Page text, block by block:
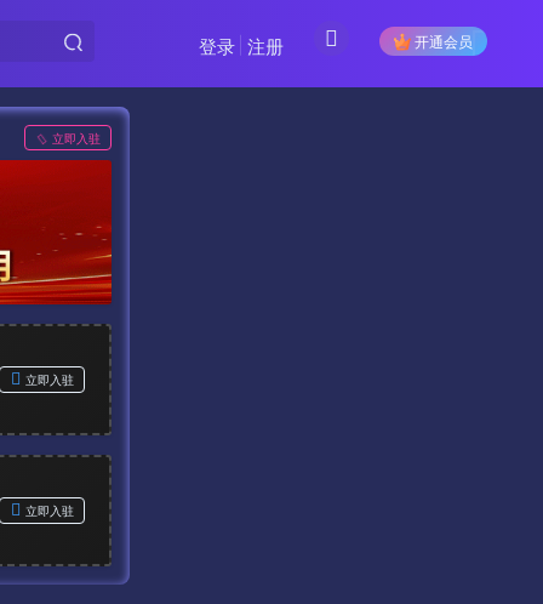
开通会员
登录 注册
立即入驻
立即入驻
立即入驻